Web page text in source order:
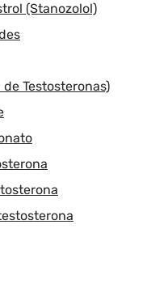
(Stanozolol)
Testosteronas)